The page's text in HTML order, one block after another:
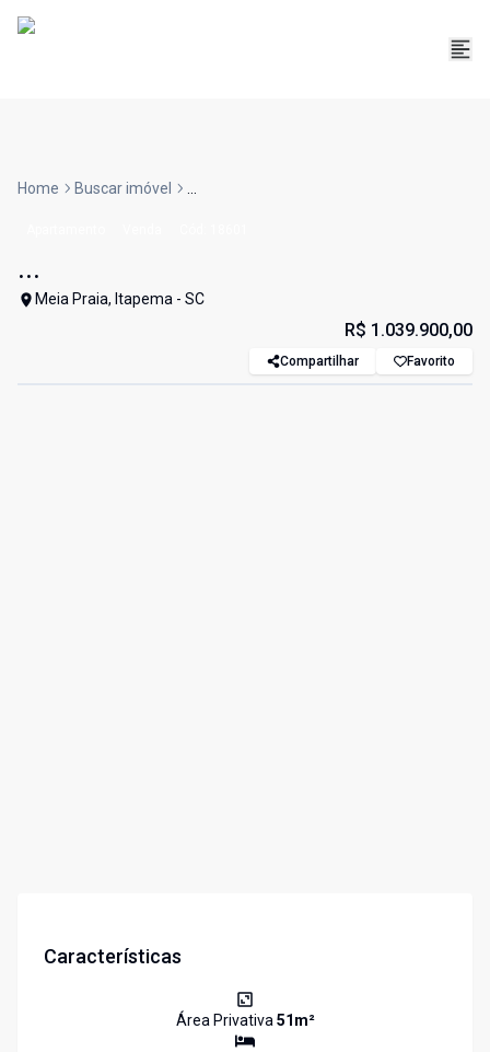
Home Buscar imóvel ...
...
Meia Praia, Itapema - SC
R$ 1.039.900,00
Compartilhar Favorito
Características
Área Privativa51m²